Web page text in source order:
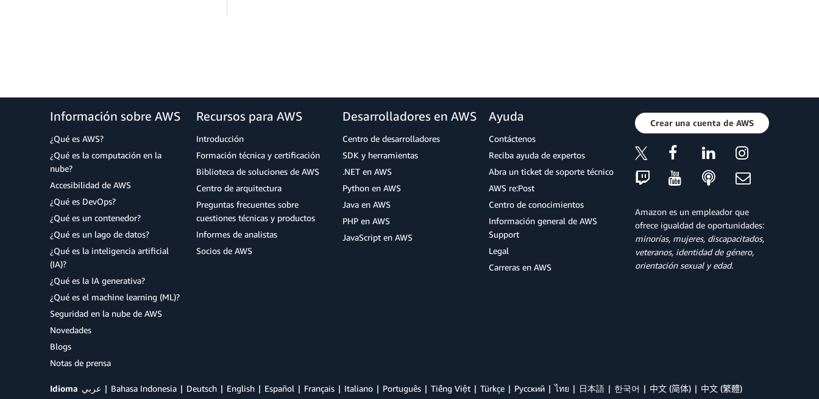
Información sobre AWS
¿Qué es AWS?
¿Qué es la computación en la
nube?
Accesibilidad de AWS
¿Qué es DevOps?
¿Qué es un contenedor?
¿Qué es un lago de datos?
¿Qué es la inteligencia artificial
(IA)?
¿Qué es la IA generativa?
¿Qué es el machine learning (ML)?
Seguridad en la nube de AWS
Novedades
Blogs
Notas de prensa
Recursos para AWS
Introducción
Formación técnica y certificación
Biblioteca de soluciones de AWS
Centro de arquitectura
Preguntas frecuentes sobre
cuestiones técnicas y productos
Informes de analistas
Socios de AWS
Desarrolladores en AWS
Centro de desarrolladores
SDK y herramientas
.NET en AWS
Python en AWS
Java en AWS
PHP en AWS
JavaScript en AWS
Ayuda
Contáctenos
Reciba ayuda de expertos
Abra un ticket de soporte técnico
AWS re:Post
Centro de conocimientos
Información general de AWS
Support
Legal
Carreras en AWS
Crear una cuenta de AWS
Amazon es un empleador que
ofrece igualdad de oportunidades:
minorías, mujeres, discapacitados,
veteranos, identidad de género,
orientación sexual y edad.
Idioma عربي Bahasa Indonesia Deutsch English Español Français Italiano Português Tiếng Việt Türkçe Ρусский ไทย 日本語 한국어 中文 (简体) 中文 (繁體)